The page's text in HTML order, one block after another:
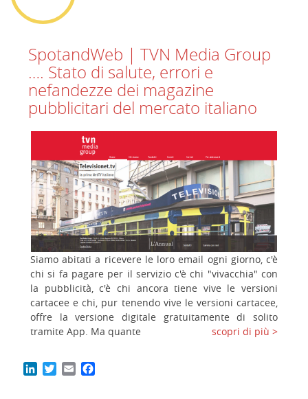
SpotandWeb | TVN Media Group
…. Stato di salute, errori e
nefandezze dei magazine
pubblicitari del mercato italiano
Siamo abitati a ricevere le loro email ogni giorno, c'è
chi si fa pagare per il servizio c'è chi "vivacchia" con
la pubblicità, c'è chi ancora tiene vive le versioni
cartacee e chi, pur tenendo vive le versioni cartacee,
offre la versione digitale gratuitamente di solito
tramite App. Ma quante
scopri di più >
LinkedInTwitter
Email